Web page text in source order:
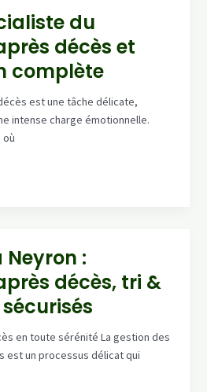
du
décès et
complète
est une tâche délicate,
intense charge émotionnelle.
où
Neyron :
décès, tri &
en toute sérénité La gestion des
est un processus délicat qui